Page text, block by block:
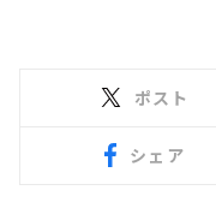
ポスト
シェア